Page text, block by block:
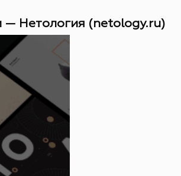
— Нетология (netology.ru)